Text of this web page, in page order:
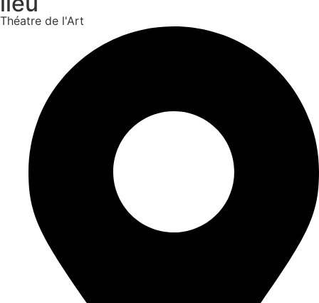
Théatre de l'Art